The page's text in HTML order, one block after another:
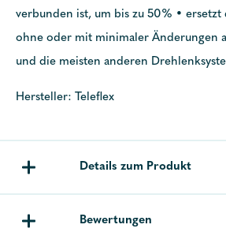
verbunden ist, um bis zu 50% • ersetzt
ohne oder mit minimaler Änderungen
und die meisten anderen
Hersteller: Teleflex
Details zum Produkt
Bewertungen